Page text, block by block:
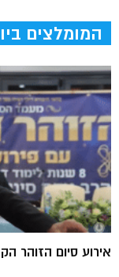
המומלצים
אירוע סיום הזוהר